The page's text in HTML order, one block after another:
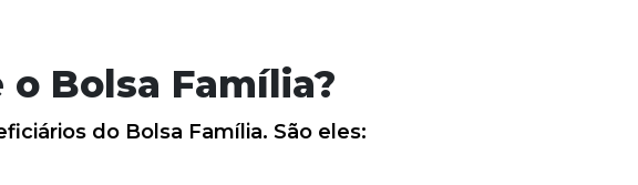
Bolsa Família?
do Bolsa Família. São eles: